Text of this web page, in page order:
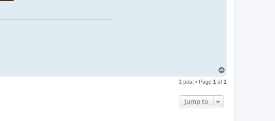
p
1 post • Page 1 of 1
Jump to